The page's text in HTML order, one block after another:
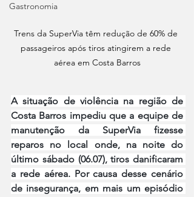
Gastronomia
Trens da SuperVia têm redução de 60% de
passageiros após tiros atingirem a rede
aérea em Costa Barros
A situação de violência na região de
Costa Barros impediu que a equipe de
manutenção da SuperVia fizesse
reparos no local onde, na noite do
último sábado (06.07), tiros danificaram
a rede aérea. Por causa desse cenário
de insegurança, em mais um episódio